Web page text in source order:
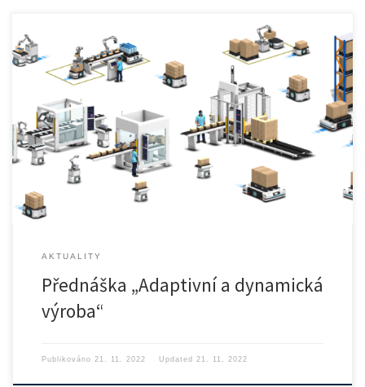
František Dolejší – OMRON Electronics spol. s r.o. Přednáška se […]
AKTUALITY
Přednáška „Adaptivní a dynamická
výroba“
Publikováno 21. 11. 2022 Updated 21. 11. 2022